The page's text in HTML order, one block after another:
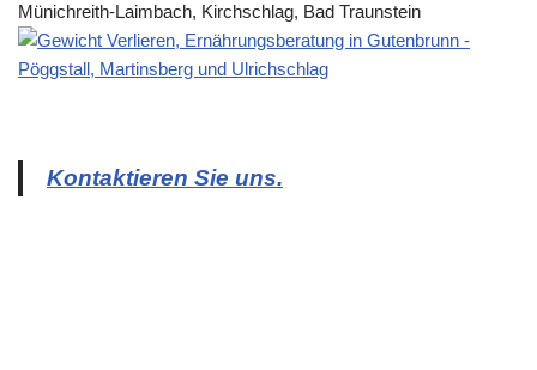
Kontaktieren Sie uns.